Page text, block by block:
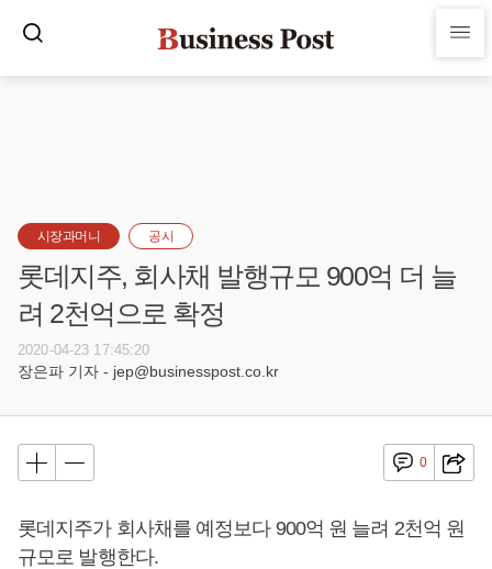
시장과머니 공시
롯데지주, 회사채 발행규모 900억 더 늘
려 2천억으로 확정
2020-04-23 17:45:20
장은파 기자 - jep@businesspost.co.kr
0
롯데지주가 회사채를 예정보다 900억 원 늘려 2천억 원
규모로 발행한다.